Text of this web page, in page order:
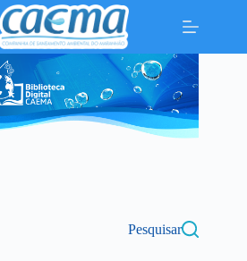
Pesquisar